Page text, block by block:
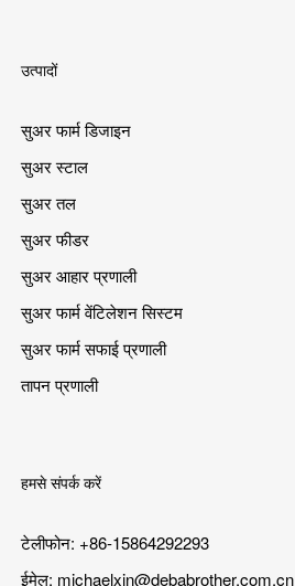
उत्पादों
सुअर फार्म डिजाइन
सुअर स्टाल
सुअर तल
सुअर फीडर
सुअर आहार प्रणाली
सुअर फार्म वेंटिलेशन सिस्टम
सुअर फार्म सफाई प्रणाली
तापन प्रणाली
हमसे संपर्क करें
टेलीफोन: +86-15864292293
ईमेल: michaelxin@debabrother.com.cn